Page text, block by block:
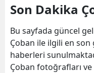
Son Dakika
Bu sayfada güncel
Çoban ile ilgili en
haberleri
Çoban fotoğrafları